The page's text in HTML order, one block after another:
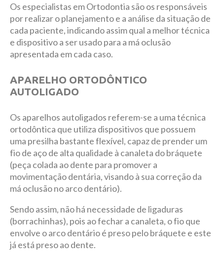
Os especialistas em Ortodontia são os responsáveis
por realizar o planejamento e a análise da situação de
cada paciente, indicando assim qual a melhor técnica
e dispositivo a ser usado para a má oclusão
apresentada em cada caso.
APARELHO ORTODÔNTICO
AUTOLIGADO
Os aparelhos autoligados referem-se a uma técnica
ortodôntica que utiliza dispositivos que possuem
uma presilha bastante flexível, capaz de prender um
fio de aço de alta qualidade à canaleta do bráquete
(peça colada ao dente para promover a
movimentação dentária, visando à sua correção da
má oclusão no arco dentário).
Sendo assim, não há necessidade de ligaduras
(borrachinhas), pois ao fechar a canaleta, o fio que
envolve o arco dentário é preso pelo bráquete e este
já está preso ao dente.